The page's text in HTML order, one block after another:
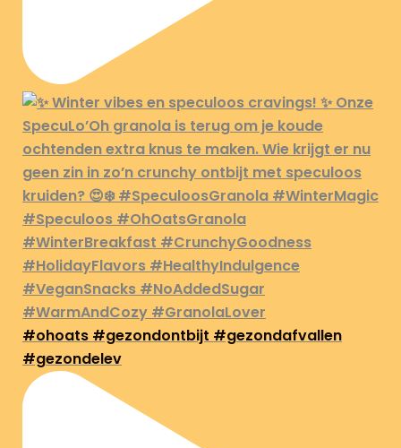
#ohoats #gezondontbijt #gezondafvallen
#gezondelev